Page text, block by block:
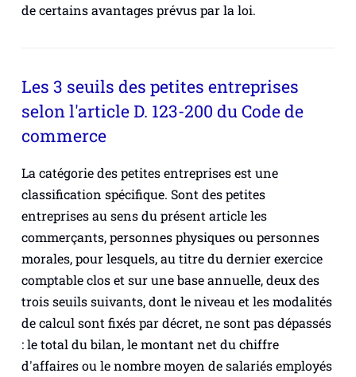
de certains avantages prévus par la loi.
Les 3 seuils des petites entreprises
selon l'article D. 123-200 du Code de
commerce
La catégorie des petites entreprises est une
classification spécifique. Sont des petites
entreprises au sens du présent article les
commerçants, personnes physiques ou personnes
morales, pour lesquels, au titre du dernier exercice
comptable clos et sur une base annuelle, deux des
trois seuils suivants, dont le niveau et les modalités
de calcul sont fixés par décret, ne sont pas dépassés
: le total du bilan, le montant net du chiffre
d'affaires ou le nombre moyen de salariés employés